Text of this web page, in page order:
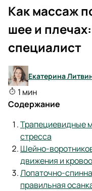
Как массаж
шее и
специалист
Екатерина
1 мин
Содержание
Трапециевидные
стресса
Шейно-
движения и
Лопаточно-
правильная